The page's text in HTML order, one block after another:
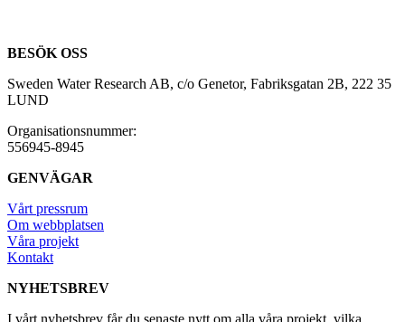
BESÖK OSS
Sweden Water Research AB, c/o Genetor, Fabriksgatan 2B, 222 35
LUND
Organisationsnummer:
556945-8945
GENVÄGAR
Vårt pressrum
Om webbplatsen
Våra projekt
Kontakt
NYHETSBREV
I vårt nyhetsbrev får du senaste nytt om alla våra projekt, vilka